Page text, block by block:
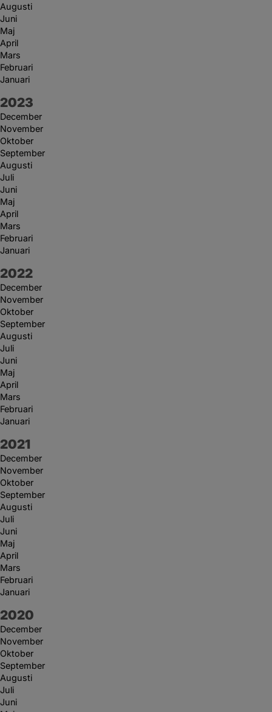
Augusti
Juni
Maj
April
Mars
Februari
Januari
År:
2023
December
November
Oktober
September
Augusti
Juli
Juni
Maj
April
Mars
Februari
Januari
År:
2022
December
November
Oktober
September
Augusti
Juli
Juni
Maj
April
Mars
Februari
Januari
År:
2021
December
November
Oktober
September
Augusti
Juli
Juni
Maj
April
Mars
Februari
Januari
År:
2020
December
November
Oktober
September
Augusti
Juli
Juni